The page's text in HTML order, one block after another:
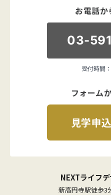
お電話か
03-
受付時間
フォーム
見学申
NEXTライフ
新高円寺駅徒歩3